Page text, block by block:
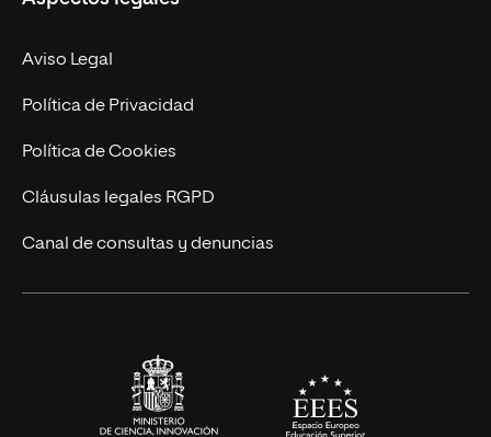
Experto Universitario
Postgrados
Cursos Universitarios
Facultades
Nuestro Equipo
Trabaja en UNIR
Actualidad
UNIR Revista
Eventos
Aviso Legal
Política de Privacidad
Política de Cookies
Cláusulas legales RGPD
Canal de consultas y denuncias